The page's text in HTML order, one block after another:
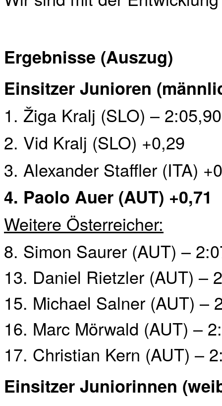
Ergebnisse (Auszug)
Einsitzer Junioren
1. Žiga Kralj (SLO) – 2:05,90
2. Vid Kralj (SLO) +0,29
3. Alexander Staffler (ITA)
4. Paolo Auer (AUT) +0,71
Weitere Österreicher:
8. Simon Saurer (AUT) –
13. Daniel Rietzler (AUT) –
15. Michael Salner (AUT) –
16. Marc Mörwald (AUT) –
17. Christian Kern (AUT) –
Einsitzer Juniorinnen